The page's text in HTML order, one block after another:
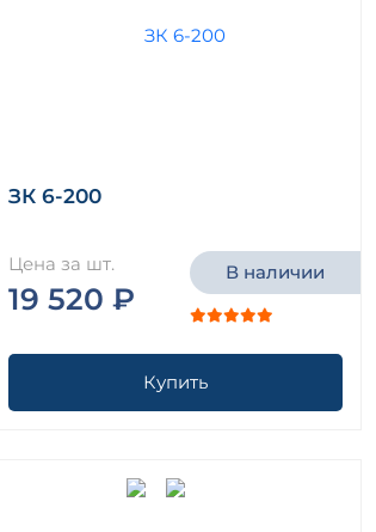
ЗК 6-200
Цена за шт.
19 520 ₽
В наличии
Купить